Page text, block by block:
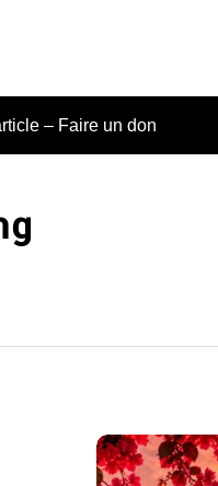
– Faire un don